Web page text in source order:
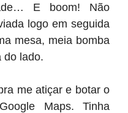
E boom! Não
logo em seguida
mesa, meia bomba
do lado.
me atiçar e botar o
Maps. Tinha